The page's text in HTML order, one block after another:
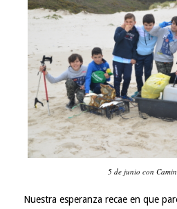
5 de junio con
Nuestra esperanza recae en que